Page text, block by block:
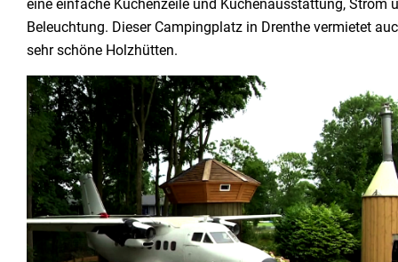
eine einfache Küchenzeile und Küchenausstattung, Strom
Beleuchtung. Dieser Campingplatz in Drenthe vermietet
sehr schöne Holzhütten.